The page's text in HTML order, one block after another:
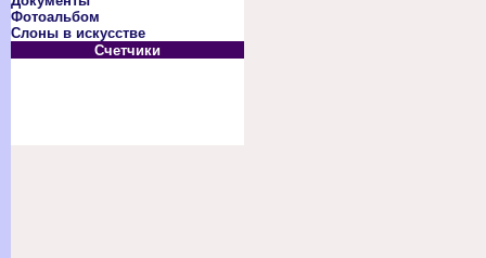
Фотоальбом
Слоны в искусстве
Счетчики